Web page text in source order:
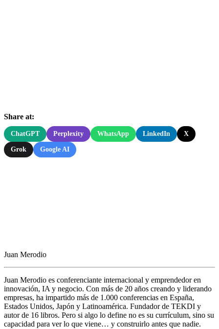
Share at:
ChatGPT Perplexity WhatsApp LinkedIn X
Grok Google AI
Juan Merodio
Juan Merodio es conferenciante internacional y emprendedor en
innovación, IA y negocio. Con más de 20 años creando y liderando
empresas, ha impartido más de 1.000 conferencias en España,
Estados Unidos, Japón y Latinoamérica. Fundador de TEKDI y
autor de 16 libros. Pero si algo lo define no es su currículum, sino su
capacidad para ver lo que viene… y construirlo antes que nadie.